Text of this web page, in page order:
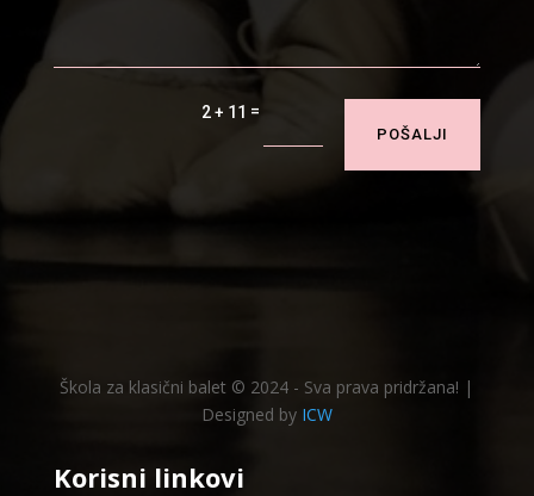
2 + 11 =
POŠALJI
Škola za klasični balet © 2024 - Sva prava pridržana! |
Designed by ICW
Korisni linkovi